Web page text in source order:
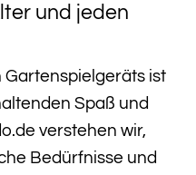
und jeden
Gartenspielgeräts ist
Spaß und
verstehen wir,
Bedürfnisse und